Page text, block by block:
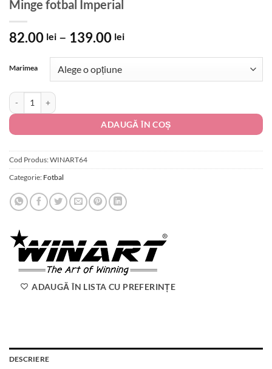
Minge fotbal Imperial
82.00 lei – 139.00 leiInterval
prețuri:
139.00 lei
Marimea
Cantitate Minge fotbal Imperial
ADAUGĂ ÎN COȘ
Cod Produs:WINART64
Categorie: Fotbal
ADAUGĂ ÎN LISTA CU PREFERINȚE
DESCRIERE